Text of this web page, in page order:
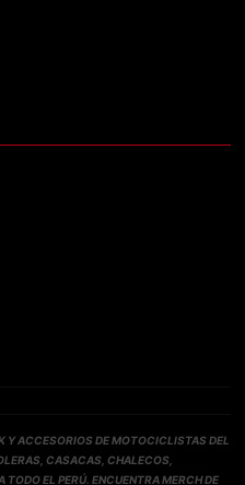
Y ACCESORIOS DE MOTOCICLISTAS DEL
CASACAS, CHALECOS,
EL PERÚ. ENCUENTRA MERCH DE